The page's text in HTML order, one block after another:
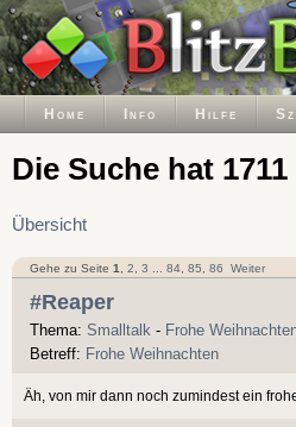
Home Info Hilfe
Die Suche hat
Übersicht
Gehe zu Seite 1 2 3 84, 85 86 Weiter
#Reaper
Thema: Smalltalk - Frohe
Betreff: Frohe Weihnachten
Äh, von mir dann noch zumindest ein